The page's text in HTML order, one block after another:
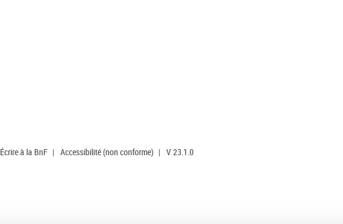
Écrire à la BnF | Accessibilité (non conforme) | V 23.1.0